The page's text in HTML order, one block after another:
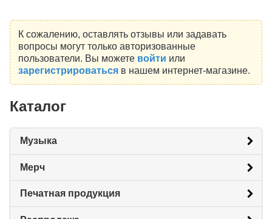
К сожалению, оставлять отзывы или задавать
вопросы могут только авторизованные
пользователи. Вы можете войти или
зарегистрироватьсяв нашем интернет-магазине.
Каталог
Музыка
Мерч
Печатная продукция